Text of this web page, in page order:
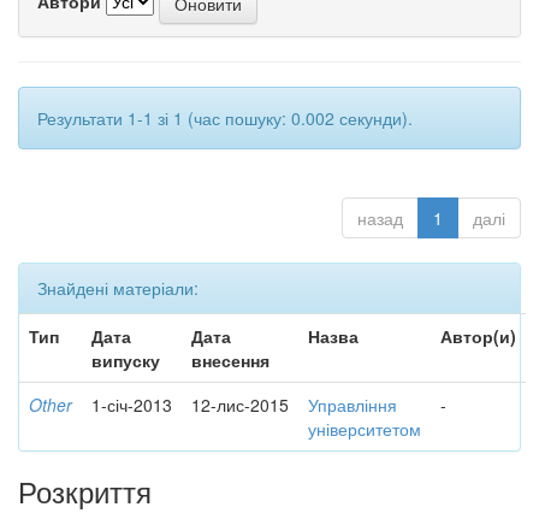
Результати 1-1 зі 1 (час пошуку: 0.002 секунди).
назад 1 далі
Знайдені матеріали:
Тип
Дата
випуску
Дата
внесення
Назва Автор(и)
Other 1-січ-2013 12-лис-2015
Управління
університетом
-
Розкриття